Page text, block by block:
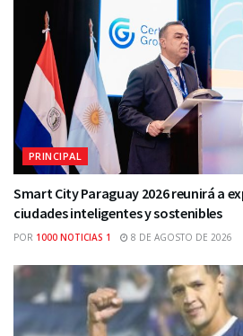
PRINCIPAL
Smart City Paraguay 2026 reunirá a
ciudades inteligentes y sostenibles
POR 1000 NOTICIAS 1 8 DE AGOSTO DE 2026